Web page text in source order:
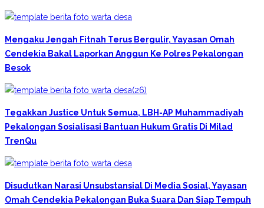
Mengaku Jengah Fitnah Terus Bergulir, Yayasan Omah
Cendekia Bakal Laporkan Anggun Ke Polres Pekalongan
Besok
Tegakkan Justice Untuk Semua, LBH-AP Muhammadiyah
Pekalongan Sosialisasi Bantuan Hukum Gratis Di Milad
TrenQu
Disudutkan Narasi Unsubstansial Di Media Sosial, Yayasan
Omah Cendekia Pekalongan Buka Suara Dan Siap Tempuh